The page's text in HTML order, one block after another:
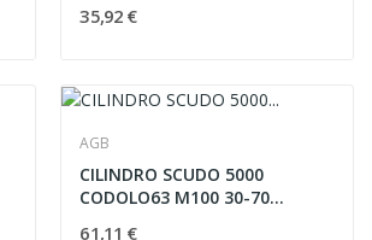
35,92 €
AGB
CILINDRO SCUDO 5000
CODOLO63 M100 30-70
61,11 €